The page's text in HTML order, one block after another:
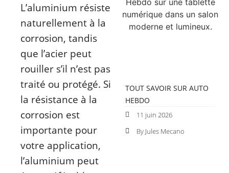
L’aluminium résiste
naturellement à la
corrosion, tandis
que l’acier peut
rouiller s’il n’est pas
traité ou protégé. Si
la résistance à la
corrosion est
importante pour
votre application,
l’aluminium peut
TOUT SAVOIR SUR AUTO
HEBDO
11 juin 2026
By Jules Mecano